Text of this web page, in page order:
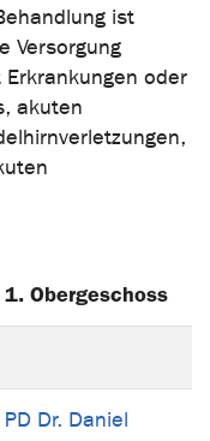
ist
Versorgung
oder
akuten
1. Obergeschoss
PD Dr. Daniel